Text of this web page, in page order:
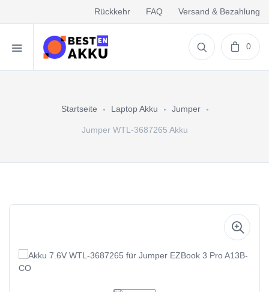
Rückkehr FAQ Versand & Bezahlung
0
Startseite Laptop Akku Jumper
Jumper WTL-3687265 Akku